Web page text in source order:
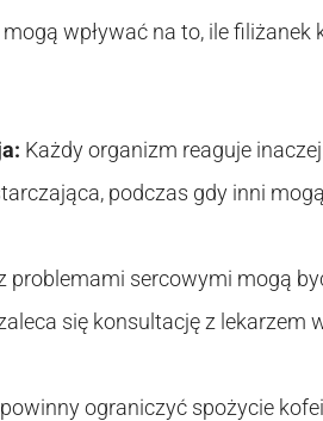
wpływać na to, ile
Każdy organizm reaguje
podczas gdy inni
problemami sercowymi mogą
się konsultację z lekarzem
ograniczyć spożycie